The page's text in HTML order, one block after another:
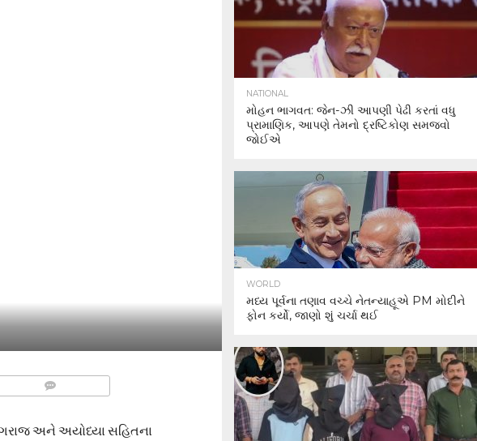
અને અયોધ્યા સહિતના
NATIONAL
મોહન ભાગવત: જેન-ઝી આપણી પેઢી કરતાં વધુ
પ્રામાણિક, આપણે તેમનો દ્રષ્ટિકોણ સમજવો
જોઈએ
WORLD
મધ્ય પૂર્વના તણાવ વચ્ચે નેતન્યાહૂએ PM મોદીને
ફોન કર્યો, જાણો શું ચર્ચા થઈ